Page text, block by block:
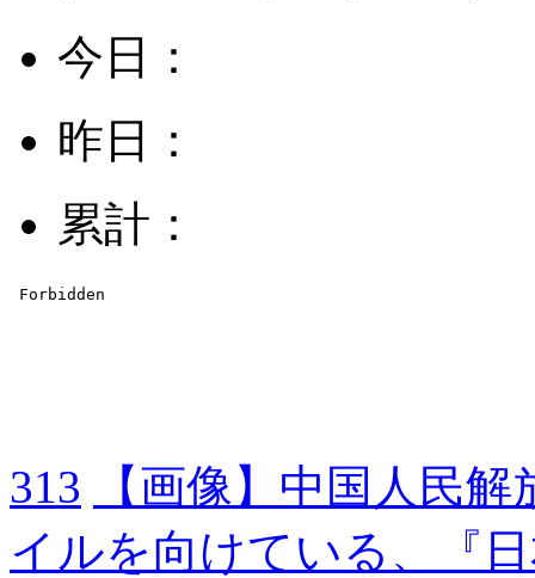
今日：
昨日：
累計：
313
【画像】中国人民
イルを向けている、『